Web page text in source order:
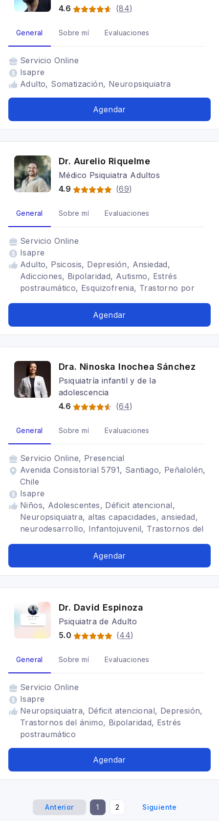
4.6
(84)
General Sobre mí Evaluaciones
Servicio Online
Isapre
Adulto, Somatización, Neuropsiquiatra
Agendar
Dr. Aurelio Riquelme
Médico Psiquiatra Adultos
4.9
(69)
General Sobre mí Evaluaciones
Servicio Online
Isapre
Adulto, Psicosis, Depresión, Ansiedad,
Adicciones, Bipolaridad, Autismo, Estrés
postraumático, Esquizofrenia, Trastorno por
Agendar
Dra. Ninoska Inochea Sánchez
Psiquiatría infantil y de la
adolescencia
4.6
(64)
General Sobre mí Evaluaciones
Servicio Online, Presencial
Avenida Consistorial 5791, Santiago, Peñalolén,
Chile
Isapre
Niños, Adolescentes, Déficit atencional,
Neuropsiquiatra, altas capacidades, ansiedad,
neurodesarrollo, Infantojuvenil, Trastornos del
Agendar
Dr. David Espinoza
Psiquiatra de Adulto
5.0
(44)
General Sobre mí Evaluaciones
Servicio Online
Isapre
Neuropsiquiatra, Déficit atencional, Depresión,
Trastornos del ánimo, Bipolaridad, Estrés
postraumático
Agendar
Anterior 1 2 Siguiente